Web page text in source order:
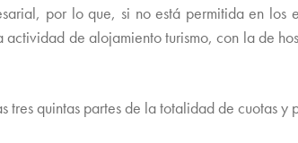
por lo que, si no está permitida en
actividad de alojamiento turismo, con la de
quintas partes de la totalidad de cuotas